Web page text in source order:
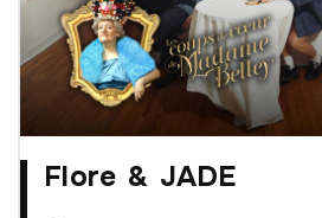
Flore & JADE